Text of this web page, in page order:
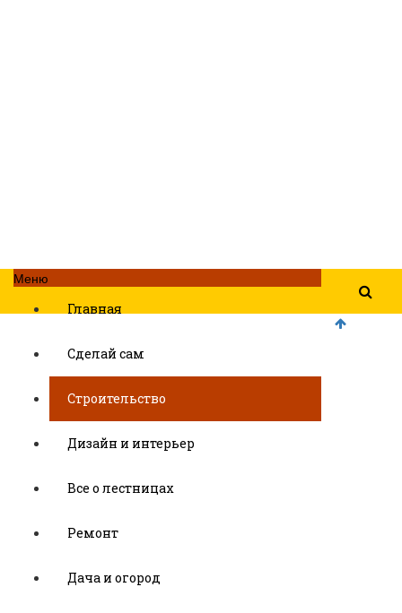
Меню
Главная
Сделай сам
Строительство
Дизайн и интерьер
Все о лестницах
Ремонт
Дача и огород